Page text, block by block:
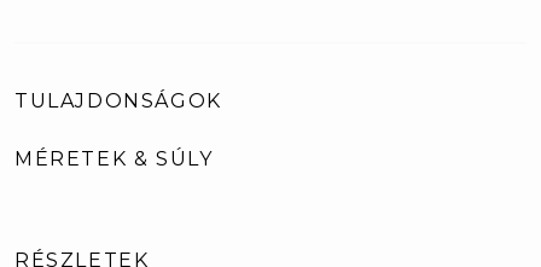
TULAJDONSÁGOK
MÉRETEK & SÚLY
RÉSZLETEK